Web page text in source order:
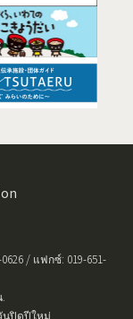
/ แฟกซ์: 019-651-
นปิดปีใหม่